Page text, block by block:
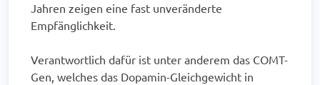
Jahren zeigen eine fast unveränderte
Empfänglichkeit.
Verantwortlich dafür ist unter anderem das COMT-
Gen, welches das Dopamin-Gleichgewicht in